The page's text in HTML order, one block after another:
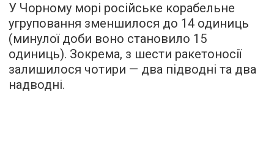
У Чорному морі російське корабельне
угруповання зменшилося до 14 одиниць
(минулої доби воно становило 15
одиниць). Зокрема, з шести ракетоносії
залишилося чотири — два підводні та два
надводні.